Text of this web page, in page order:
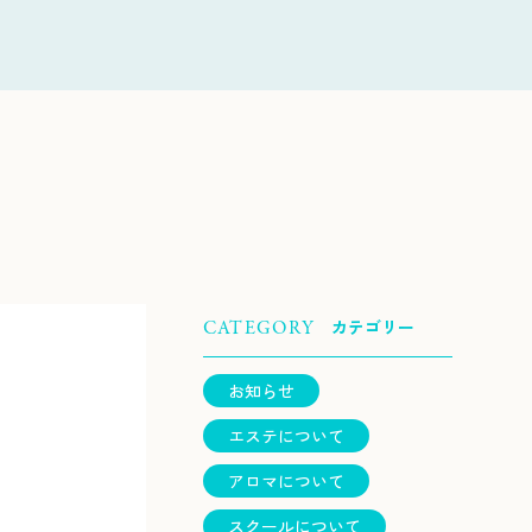
CATEGORY カテゴリー
お知らせ
エステについて
アロマについて
スクールについて